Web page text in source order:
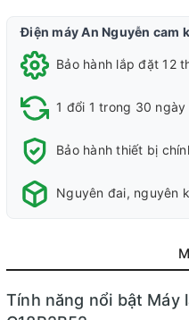
Kiểu dáng:
Công suất:
Công suất làm lạnh:
Độ ồn dàn nóng:
Tiêu thụ điện:
Chế độ gió:
Công nghệ làm lạnh nhanh:
Điện máy An Nguyễn cam
Bảo hành lắp đặt 12
1 đổi 1 trong 30
Bảo hành thiết bị
Nguyên đai, nguyên
Tính năng nổi bật Máy